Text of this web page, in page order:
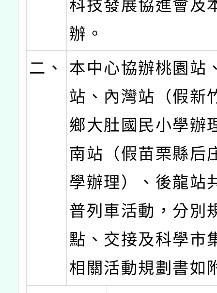
科技發展協進會及
辦。
二、
本中心協辦桃園站
站、內灣站（假新
鄉大肚國民小學辦
南站（假苗栗縣后
學辦理）、後龍站
普列車活動，分別
點、交接及科學市
相關活動規劃書如